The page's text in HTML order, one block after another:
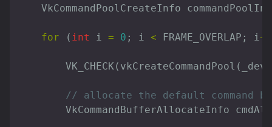
VkCommandPoolCreateInfo
for ( int i = 0 ; i < FRAME_OVERLAP ; i++
VK_CHECK( vkCreateCommandPool (
// allocate the default command
VkCommandBufferAllocateInfo